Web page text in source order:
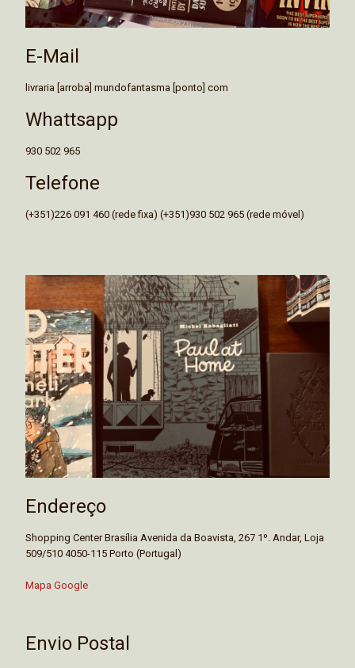
E-Mail
livraria [arroba] mundofantasma [ponto] com
Whattsapp
930 502 965
Telefone
(+351)226 091 460 (rede fixa) (+351)930 502 965 (rede móvel)
Endereço
Shopping Center Brasília Avenida da Boavista, 267 1º. Andar, Loja
509/510 4050-115 Porto (Portugal)
Mapa Google
Envio Postal